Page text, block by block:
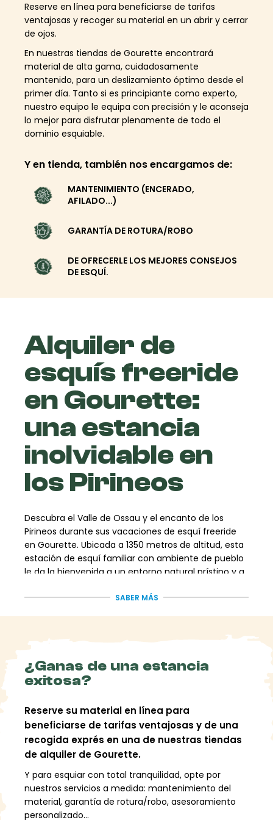
Reserve en línea para beneficiarse de tarifas
ventajosas y recoger su material en un abrir y cerrar
de ojos.
En nuestras tiendas de Gourette encontrará
material de alta gama, cuidadosamente
mantenido, para un deslizamiento óptimo desde el
primer día. Tanto si es principiante como experto,
nuestro equipo le equipa con precisión y le aconseja
lo mejor para disfrutar plenamente de todo el
dominio esquiable.
Y en tienda, también nos encargamos de:
MANTENIMIENTO (ENCERADO,
AFILADO...)
GARANTÍA DE ROTURA/ROBO
DE OFRECERLE LOS MEJORES CONSEJOS
DE ESQUÍ.
Alquiler de
esquís freeride
en Gourette:
una estancia
inolvidable en
los Pirineos
Descubra el Valle de Ossau y el encanto de los
Pirineos durante sus vacaciones de esquí freeride
en Gourette. Ubicada a 1350 metros de altitud, esta
estación de esquí familiar con ambiente de pueblo
le da la bienvenida a un entorno natural prístino y a
eligiendo nuestra tienda asociada, que ofrece
Gourette: la
cordillera de los
Pirineos para los
amantes del esquí
freeride
Ubicada en el circo de Gourette, un sitio protegido
reconocido por sus numerosas maravillas naturales
y paisajes vírgenes, la estación de Gourette se
encuentra dominada por el Col d'Aubisque y el Pic
de Ger. Este legendario destino es una auténtica
SABER MÁS
¿Ganas de una estancia
exitosa?
Reserve su material en línea para
beneficiarse de tarifas ventajosas y de una
recogida exprés en una de nuestras tiendas
de alquiler de Gourette.
Y para esquiar con total tranquilidad, opte por
nuestros servicios a medida: mantenimiento del
material, garantía de rotura/robo, asesoramiento
personalizado...